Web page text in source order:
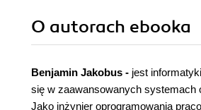
O autorach ebooka
Benjamin Jakobus - jest
się w zaawansowanych systemach
Jako inżynier oprogramowania